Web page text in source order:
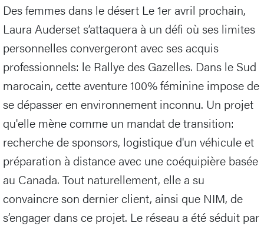
Des femmes dans le désert Le 1er avril prochain,
Laura Auderset s’attaquera à un défi où ses limites
personnelles convergeront avec ses acquis
professionnels: le Rallye des Gazelles. Dans le Sud
marocain, cette aventure 100% féminine impose de
se dépasser en environnement inconnu. Un projet
qu'elle mène comme un mandat de transition:
recherche de sponsors, logistique d'un véhicule et
préparation à distance avec une coéquipière basée
au Canada. Tout naturellement, elle a su
convaincre son dernier client, ainsi que NIM, de
s’engager dans ce projet. Le réseau a été séduit par